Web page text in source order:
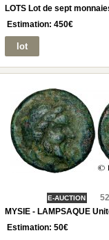
LOTS Lot de sept
Estimation:450€
lot
E-AUCTION
MYSIE - LAMPSAQUE
Estimation:50€